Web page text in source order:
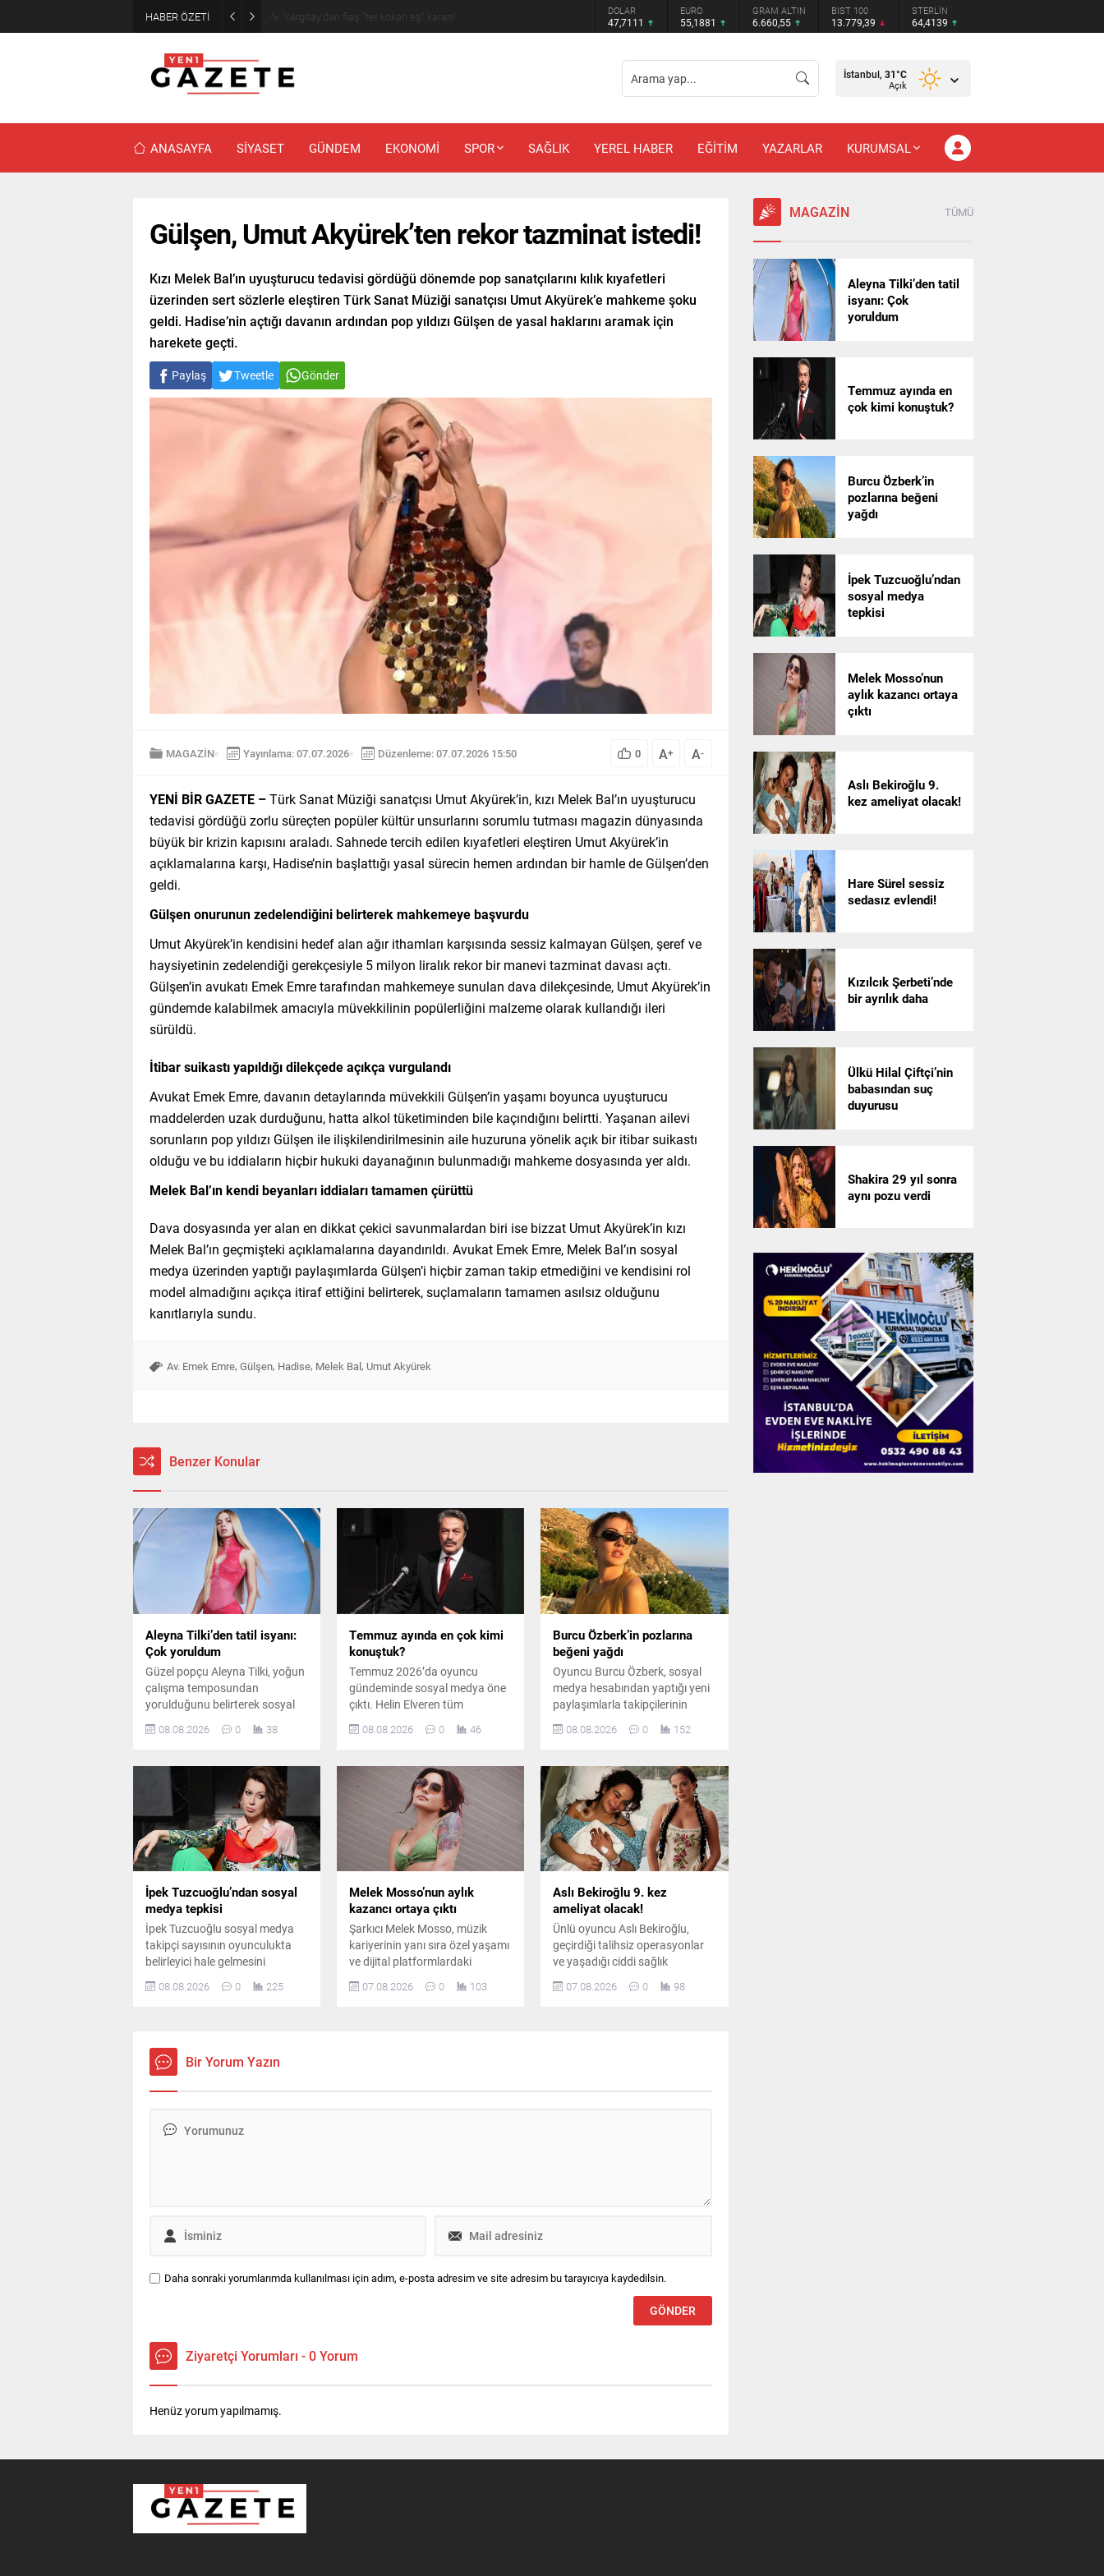
HABER ÖZETİ Narin cinayetinde amcadan olay mektup! DOLAR
47,7111
EURO
55,1881
GRAM ALTIN
6.660,55
BIST 100
13.779,39
STERLİN
64,4139
İstanbul, 31°C
Açık
ANASAYFA SİYASET GÜNDEM EKONOMİ SPOR SAĞLIK YEREL HABER EĞİTİM YAZARLAR KURUMSAL
Gülşen, Umut Akyürek’ten rekor tazminat istedi!
Kızı Melek Bal’ın uyuşturucu tedavisi gördüğü dönemde pop sanatçılarını kılık kıyafetleri
üzerinden sert sözlerle eleştiren Türk Sanat Müziği sanatçısı Umut Akyürek’e mahkeme şoku
geldi. Hadise’nin açtığı davanın ardından pop yıldızı Gülşen de yasal haklarını aramak için
harekete geçti.
Paylaş Tweetle Gönder
MAGAZİN Yayınlama: 07.07.2026 Düzenleme: 07.07.2026 15:50 0 A+ A-
YENİ BİR GAZETE –Türk Sanat Müziği sanatçısı Umut Akyürek’in, kızı Melek Bal’ın uyuşturucu
tedavisi gördüğü zorlu süreçten popüler kültür unsurlarını sorumlu tutması magazin dünyasında
büyük bir krizin kapısını araladı. Sahnede tercih edilen kıyafetleri eleştiren Umut Akyürek’in
açıklamalarına karşı, Hadise’nin başlattığı yasal sürecin hemen ardından bir hamle de Gülşen’den
geldi.
Gülşen onurunun zedelendiğini belirterek mahkemeye başvurdu
Umut Akyürek’in kendisini hedef alan ağır ithamları karşısında sessiz kalmayan Gülşen, şeref ve
haysiyetinin zedelendiği gerekçesiyle 5 milyon liralık rekor bir manevi tazminat davası açtı.
Gülşen’in avukatı Emek Emre tarafından mahkemeye sunulan dava dilekçesinde, Umut Akyürek’in
gündemde kalabilmek amacıyla müvekkilinin popülerliğini malzeme olarak kullandığı ileri
sürüldü.
İtibar suikastı yapıldığı dilekçede açıkça vurgulandı
Avukat Emek Emre, davanın detaylarında müvekkili Gülşen’in yaşamı boyunca uyuşturucu
maddelerden uzak durduğunu, hatta alkol tüketiminden bile kaçındığını belirtti. Yaşanan ailevi
sorunların pop yıldızı Gülşen ile ilişkilendirilmesinin aile huzuruna yönelik açık bir itibar suikastı
olduğu ve bu iddiaların hiçbir hukuki dayanağının bulunmadığı mahkeme dosyasında yer aldı.
Melek Bal’ın kendi beyanları iddiaları tamamen çürüttü
Dava dosyasında yer alan en dikkat çekici savunmalardan biri ise bizzat Umut Akyürek’in kızı
Melek Bal’ın geçmişteki açıklamalarına dayandırıldı. Avukat Emek Emre, Melek Bal’ın sosyal
medya üzerinden yaptığı paylaşımlarda Gülşen’i hiçbir zaman takip etmediğini ve kendisini rol
model almadığını açıkça itiraf ettiğini belirterek, suçlamaların tamamen asılsız olduğunu
kanıtlarıyla sundu.
Av. Emek Emre, Gülşen, Hadise, Melek Bal, Umut Akyürek
Benzer Konular
Aleyna Tilki’den tatil isyanı:
Çok yoruldum
Güzel popçu Aleyna Tilki, yoğun
çalışma temposundan
yorulduğunu belirterek sosyal
paylaşımla tatil özlemini dile
08.08.2026 0 38
Temmuz ayında en çok kimi
konuştuk?
Temmuz 2026’da oyuncu
gündeminde sosyal medya öne
çıktı. Helin Elveren tüm
Zihni Göktay ve Kadir İnanır
anma gündemiyle dikkat çekti.
08.08.2026 0 46
Burcu Özberk’in pozlarına
beğeni yağdı
Oyuncu Burcu Özberk, sosyal
medya hesabından yaptığı yeni
paylaşımlarla takipçilerinin
görüntüsüyle dikkat çeken
sürede çok sayıda yorum aldı.
08.08.2026 0 152
İpek Tuzcuoğlu’ndan sosyal
medya tepkisi
İpek Tuzcuoğlu sosyal medya
takipçi sayısının oyunculukta
belirleyici hale gelmesini
eleştirdi. Usta oyuncu, gerçek
sanatın rakamlarla
de vurguladı.
08.08.2026 0 225
Melek Mosso’nun aylık
kazancı ortaya çıktı
Şarkıcı Melek Mosso, müzik
kariyerinin yanı sıra özel yaşamı
ve dijital platformlardaki
çalışmalarıyla da adından söz
ettiriyor. Instagram’da ücretli
07.08.2026 0 103
Aslı Bekiroğlu 9. kez
ameliyat olacak!
Ünlü oyuncu Aslı Bekiroğlu,
geçirdiği talihsiz operasyonlar
ve yaşadığı ciddi sağlık
sorunlarının ardından, sekiz
ameliyatın sonrasında
07.08.2026 0 98
Bir Yorum Yazın
Daha sonraki yorumlarımda kullanılması için adım, e-posta adresim ve site adresim bu tarayıcıya kaydedilsin.
Ziyaretçi Yorumları - 0 Yorum
Henüz yorum yapılmamış.
MAGAZİN TÜMÜ
Aleyna Tilki’den tatil
isyanı: Çok
yoruldum
Temmuz ayında en
çok kimi konuştuk?
Burcu Özberk’in
pozlarına beğeni
yağdı
İpek Tuzcuoğlu’ndan
sosyal medya
tepkisi
Melek Mosso’nun
aylık kazancı ortaya
çıktı
Aslı Bekiroğlu 9.
kez ameliyat olacak!
Hare Sürel sessiz
sedasız evlendi!
Kızılcık Şerbeti’nde
bir ayrılık daha
Ülkü Hilal Çiftçi’nin
babasından suç
duyurusu
Shakira 29 yıl sonra
aynı pozu verdi